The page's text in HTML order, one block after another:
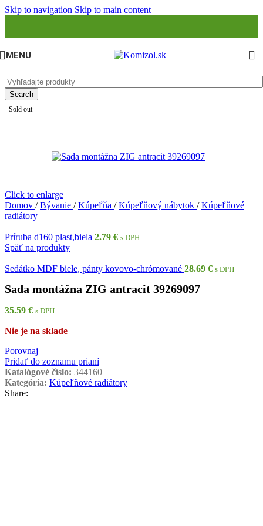
Skip to navigation Skip to main content
MENU
Search
Sold out
Click to enlarge
Domov / Bývanie / Kúpeľňa / Kúpeľňový nábytok / Kúpeľňové
radiátory
Príruba d160 plast,biela 2.79 € s DPH
Späť na produkty
Sedátko MDF biele, pánty kovovo-chrómované 28.69 € s DPH
Sada montážna ZIG antracit 39269097
35.59 € s DPH
Nie je na sklade
Porovnaj
Pridať do zoznamu prianí
Katalógové číslo: 344160
Kategória: Kúpeľňové radiátory
Share: